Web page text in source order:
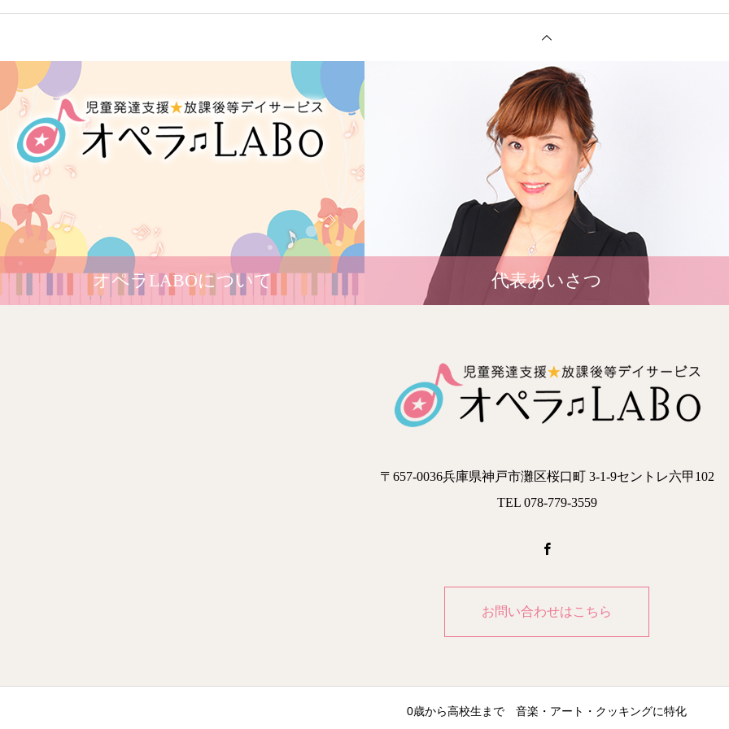
オペラLABOについて 代表あいさつ
〒657-0036兵庫県神戸市灘区桜口町 3-1-9セントレ六甲102
TEL 078-779-3559
お問い合わせはこちら
0歳から高校生まで 音楽・アート・クッキングに特化